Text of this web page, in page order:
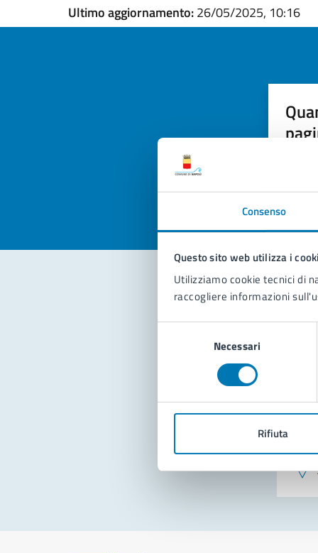
Consenso
Questo sito web utilizza i
Utilizziamo cookie tecnici di
raccogliere informazioni
Necessari
Rifiuta
Ultimo aggiornamento:26/05/2025, 10:16